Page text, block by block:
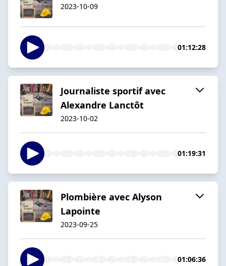
2023-10-09
01:12:28
Journaliste sportif avec
Alexandre Lanctôt
2023-10-02
01:19:31
Plombière avec Alyson
Lapointe
2023-09-25
01:06:36